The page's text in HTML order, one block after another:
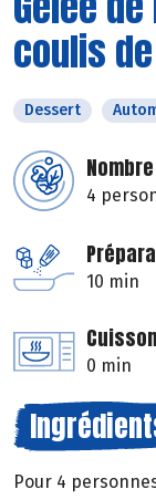
coulis
Dessert
4
10 min
Cuisson
0 min
Pour 4